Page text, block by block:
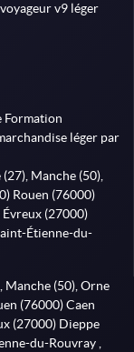
v9 léger
Formation
léger par
Manche (50),
Rouen (76000)
(27000)
Étienne-du-
Manche (50), Orne
(76000) Caen
(27000) Dieppe
du-Rouvray ,